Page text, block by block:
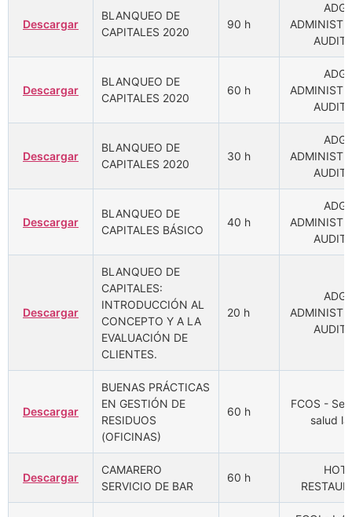
Descargar
BLANQUEO DE
CAPITALES 2020
90 h
Descargar
BLANQUEO DE
CAPITALES 2020
60 h
Descargar
BLANQUEO DE
CAPITALES 2020
30 h
Descargar
BLANQUEO DE
CAPITALES BÁSICO
40 h
Descargar
BLANQUEO DE
CAPITALES:
INTRODUCCIÓN AL
CONCEPTO Y A LA
EVALUACIÓN DE
CLIENTES.
20 h
Descargar
BUENAS PRÁCTICAS
EN GESTIÓN DE
RESIDUOS
(OFICINAS)
60 h
FCOS -
salud
Descargar
CAMARERO
SERVICIO DE BAR
60 h